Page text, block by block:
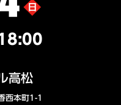
高松
西本町1-1